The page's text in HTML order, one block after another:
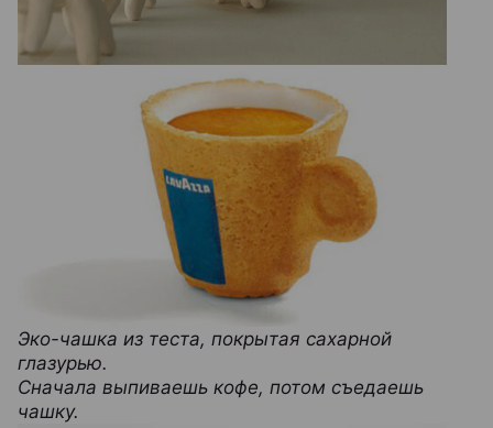
Эко-чашка из теста, покрытая сахарной
глазурью.
Сначала выпиваешь кофе, потом съедаешь
чашку.